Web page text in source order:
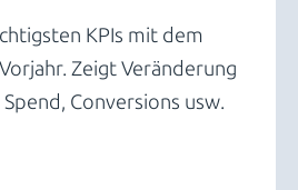
KPIs mit dem
Zeigt Veränderung
Conversions usw.